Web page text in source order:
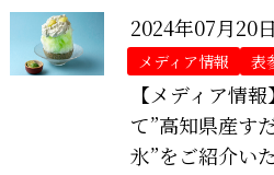
2024年07月20日
メディア情報 表
【メディア情
て”高知県産す
氷”をご紹介い